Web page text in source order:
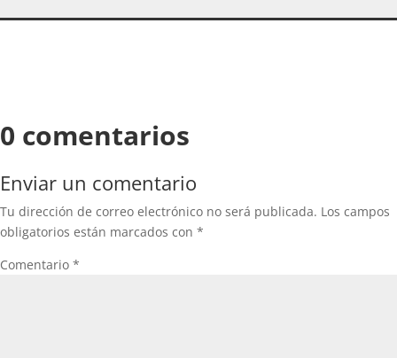
0 comentarios
Enviar un comentario
Tu dirección de correo electrónico no será publicada. Los campos
obligatorios están marcados con *
Comentario *